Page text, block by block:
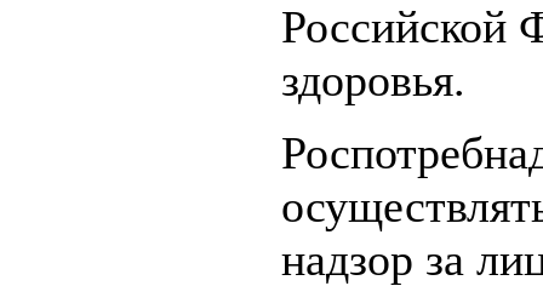
Российской
здоровья.
надзор за